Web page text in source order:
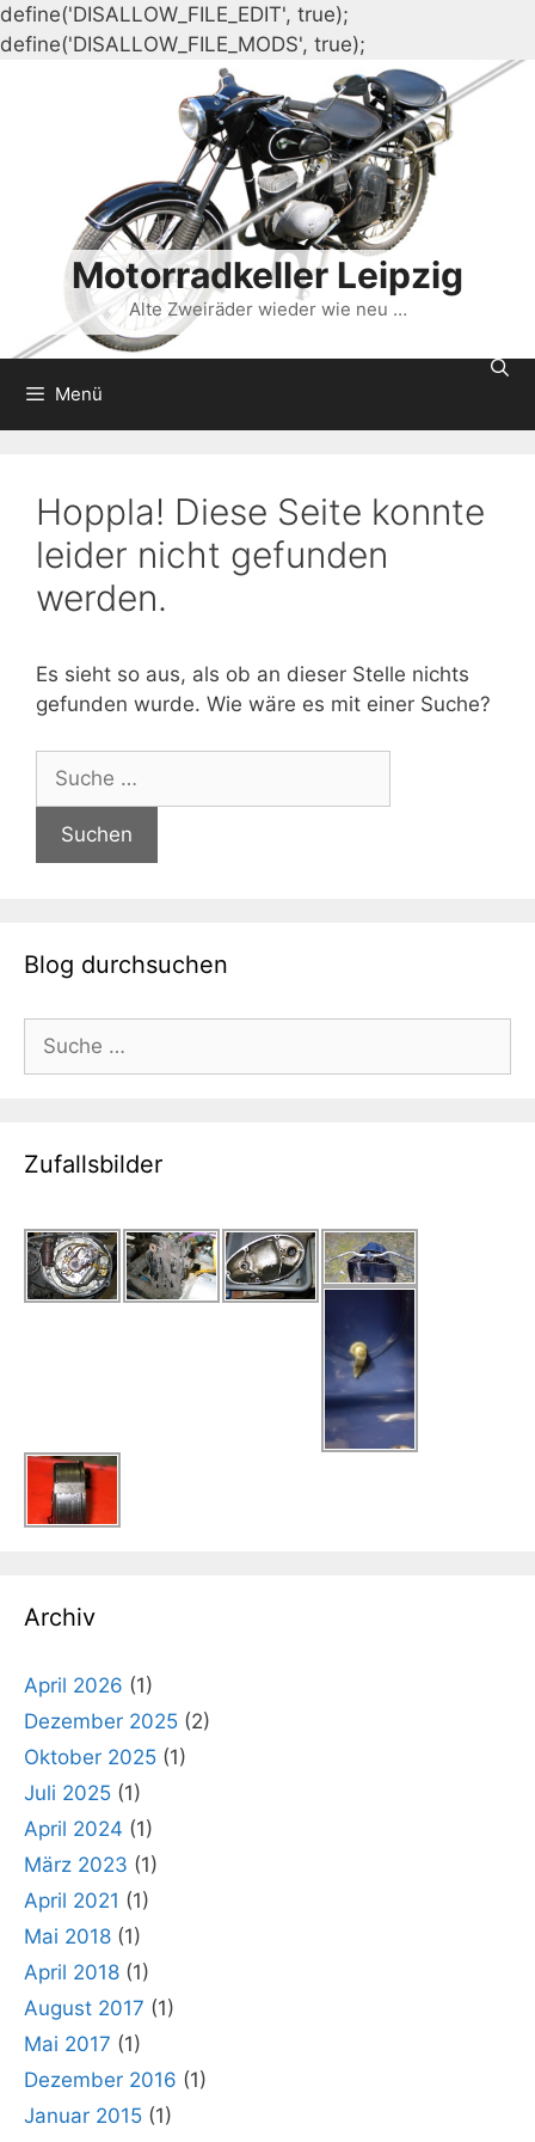
define('DISALLOW_FILE_EDIT', true);
define('DISALLOW_FILE_MODS', true);
Inhalt
springen
Motorradkeller Leipzig
Alte Zweiräder wieder wie neu …
Menü
Hoppla! Diese Seite konnte
leider nicht gefunden
werden.
Es sieht so aus, als ob an dieser Stelle nichts
gefunden wurde. Wie wäre es mit einer Suche?
nach:
Blog durchsuchen
nach:
Zufallsbilder
Archiv
April 2026 (1)
Dezember 2025 (2)
Oktober 2025 (1)
Juli 2025 (1)
April 2024 (1)
März 2023 (1)
April 2021 (1)
Mai 2018 (1)
April 2018 (1)
August 2017 (1)
Mai 2017 (1)
Dezember 2016 (1)
Januar 2015 (1)